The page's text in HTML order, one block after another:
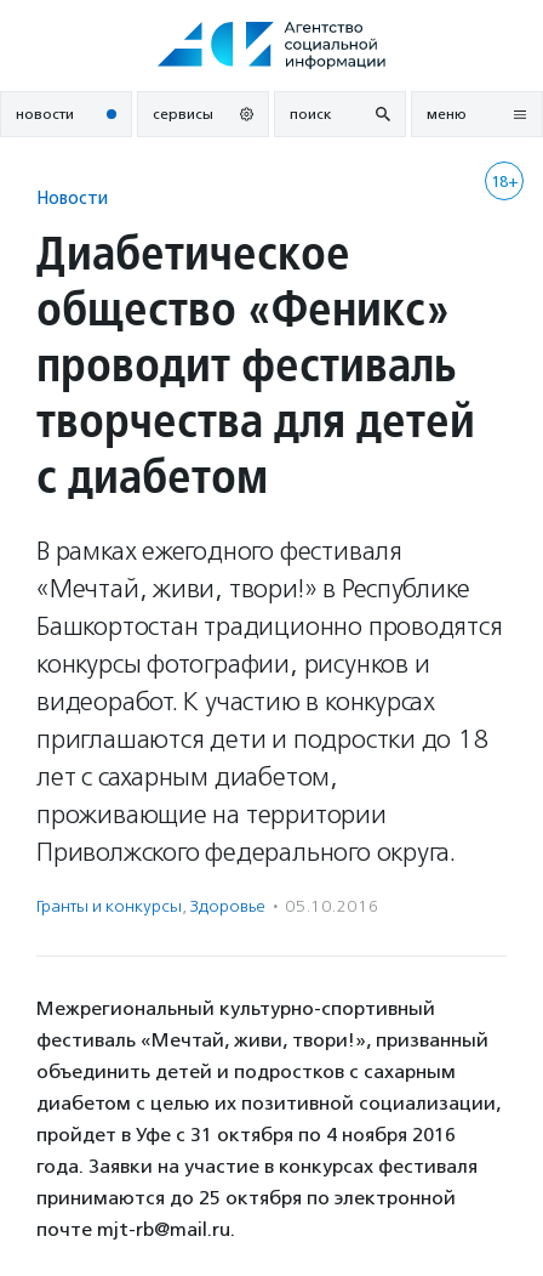
новости сервисы поиск меню
18+
Новости
Диабетическое
общество «Феникс»
проводит фестиваль
творчества для детей
с диабетом
В рамках ежегодного фестиваля
«Мечтай, живи, твори!» в Республике
Башкортостан традиционно проводятся
конкурсы фотографии, рисунков и
видеоработ. К участию в конкурсах
приглашаются дети и подростки до 18
лет с сахарным диабетом,
проживающие на территории
Приволжского федерального округа.
Гранты и конкурсы, Здоровье · 05.10.2016
Межрегиональный культурно-спортивный
фестиваль «Мечтай, живи, твори!», призванный
объединить детей и подростков с сахарным
диабетом с целью их позитивной социализации,
пройдет в Уфе с 31 октября по 4 ноября 2016
года. Заявки на участие в конкурсах фестиваля
принимаются до 25 октября по электронной
почте mjt-rb@mail.ru.